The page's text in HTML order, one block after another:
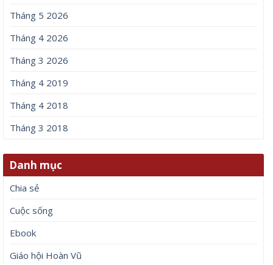
Tháng 5 2026
Tháng 4 2026
Tháng 3 2026
Tháng 4 2019
Tháng 4 2018
Tháng 3 2018
Danh mục
Chia sẻ
Cuộc sống
Ebook
Giáo hội Hoàn Vũ